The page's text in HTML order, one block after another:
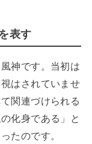
表す
神です。当初は
はされていませ
関連づけられる
化身である」と
たのです。